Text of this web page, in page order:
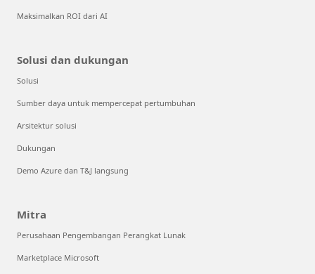
Maksimalkan ROI dari AI
Solusi dan dukungan
Solusi
Sumber daya untuk mempercepat pertumbuhan
Arsitektur solusi
Dukungan
Demo Azure dan T&J langsung
Mitra
Perusahaan Pengembangan Perangkat Lunak
Marketplace Microsoft